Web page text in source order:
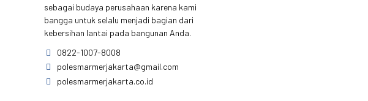
sebagai budaya perusahaan karena kami
bangga untuk selalu menjadi bagian dari
kebersihan lantai pada bangunan Anda.
0822-1007-8008
polesmarmerjakarta@gmail.com
polesmarmerjakarta.co.id